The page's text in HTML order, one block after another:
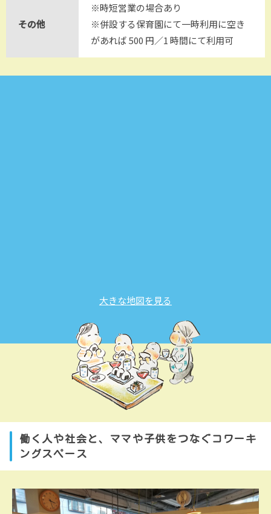
その他
※時短営業の場合あり
※併設する保育園にて一時利用に空き
があれば 500 円／1 時間にて利用可
大きな地図を見る
働く人や社会と、ママや子供をつなぐコワーキ
ングスペース